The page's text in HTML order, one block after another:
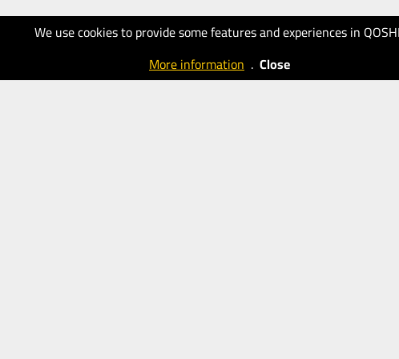
We use cookies to provide some features and experiences in
More information . Close